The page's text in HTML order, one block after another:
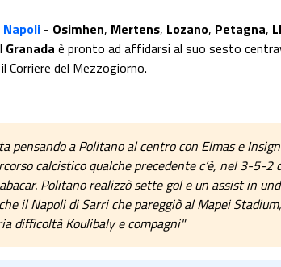
- Osimhen, Mertens, Lozano, Petagna,
Granada è pronto ad affidarsi al suo sesto
Corriere del Mezzogiorno.
pensando a Politano al centro con Elmas e
calcistico qualche precedente c’è, nel 3-5-2
Politano realizzò sette gol e un assist in
il Napoli di Sarri che pareggiò al Mapei
difficoltà Koulibaly e compagni"